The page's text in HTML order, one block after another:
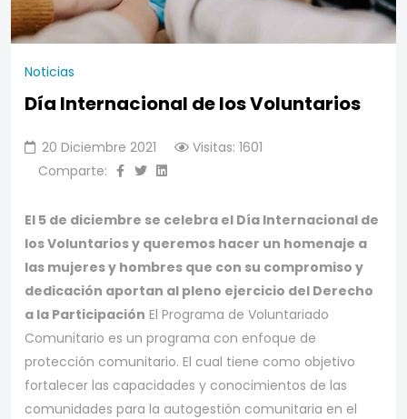
Noticias
Día Internacional de los Voluntarios
20 Diciembre 2021
Visitas: 1601
Comparte:
El 5 de diciembre se celebra el Día Internacional de
los Voluntarios y queremos hacer un homenaje a
las mujeres y hombres que con su compromiso y
dedicación aportan al pleno ejercicio del Derecho
a la Participación El Programa de Voluntariado
Comunitario es un programa con enfoque de
protección comunitario. El cual tiene como objetivo
fortalecer las capacidades y conocimientos de las
comunidades para la autogestión comunitaria en el